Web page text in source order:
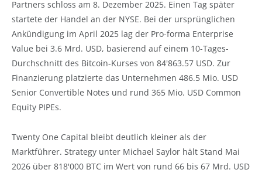
Partners schloss am 8. Dezember 2025. Einen Tag später
startete der Handel an der NYSE. Bei der ursprünglichen
Ankündigung im April 2025 lag der Pro-forma Enterprise
Value bei 3.6 Mrd. USD, basierend auf einem 10-Tages-
Durchschnitt des Bitcoin-Kurses von 84'863.57 USD. Zur
Finanzierung platzierte das Unternehmen 486.5 Mio. USD
Senior Convertible Notes und rund 365 Mio. USD Common
Equity PIPEs.
Twenty One Capital bleibt deutlich kleiner als der
Marktführer. Strategy unter Michael Saylor hält Stand Mai
2026 über 818'000 BTC im Wert von rund 66 bis 67 Mrd. USD